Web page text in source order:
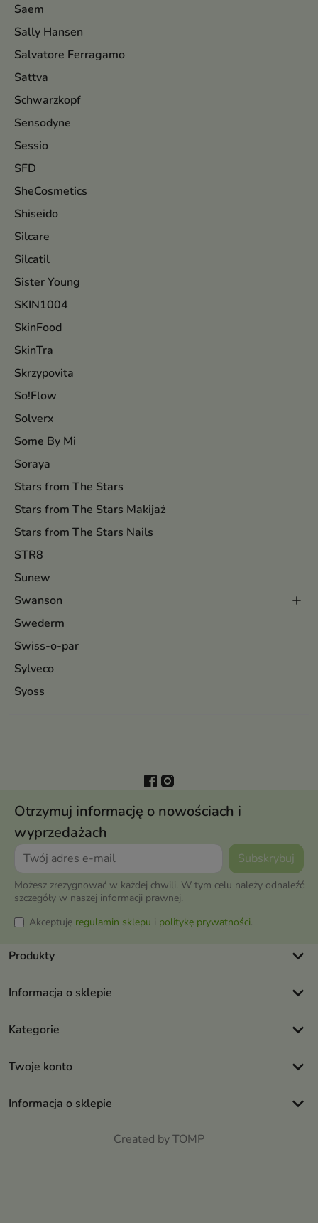
Saem
Sally Hansen
Salvatore Ferragamo
Sattva
Schwarzkopf
Sensodyne
Sessio
SFD
SheCosmetics
Shiseido
Silcare
Silcatil
Sister Young
SKIN1004
SkinFood
SkinTra
Skrzypovita
So!Flow
Solverx
Some By Mi
Soraya
Stars from The Stars
Stars from The Stars Makijaż
Stars from The Stars Nails
STR8
Sunew
Swanson
Swederm
Swiss-o-par
Sylveco
Syoss
Otrzymuj informację o nowościach i
wyprzedażach
Możesz zrezygnować w każdej chwili. W tym celu należy odnaleźć
szczegóły w naszej informacji prawnej.
Akceptuję regulamin sklepu i politykę prywatności.
Produkty keyboard_arrow_down
Informacja o sklepie keyboard_arrow_down
Kategorie keyboard_arrow_down
Twoje konto keyboard_arrow_down
Informacja o sklepie keyboard_arrow_down
Created by TOMP